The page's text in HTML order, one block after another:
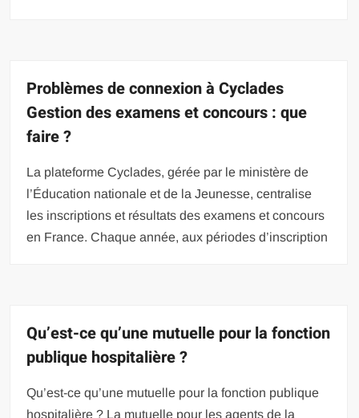
Problèmes de connexion à Cyclades
Gestion des examens et concours : que
faire ?
La plateforme Cyclades, gérée par le ministère de
l’Éducation nationale et de la Jeunesse, centralise
les inscriptions et résultats des examens et concours
en France. Chaque année, aux périodes d’inscription
Qu’est-ce qu’une mutuelle pour la fonction
publique hospitalière ?
Qu’est-ce qu’une mutuelle pour la fonction publique
hospitalière ? La mutuelle pour les agents de la